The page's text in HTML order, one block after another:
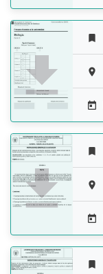








